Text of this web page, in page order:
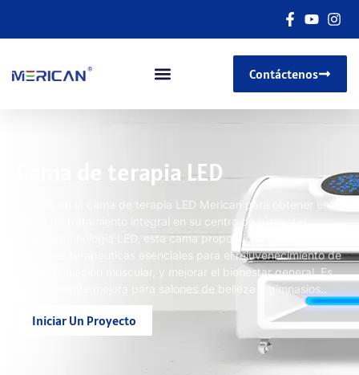
Contáctenos
Cama de terapia LED
Invierta en la cama de terapia LED Merican para obtener una
oferta de tratamiento integral en su centro de bienestar.
Usando tecnología LED, esta cama proporciona diversas
funciones terapéuticas esenciales para el rejuvenecimiento de
la piel, relajación muscular, y mejorar el bienestar general. Es
una excelente mejora para salones de belleza y gimnasios..
Iniciar Un Proyecto